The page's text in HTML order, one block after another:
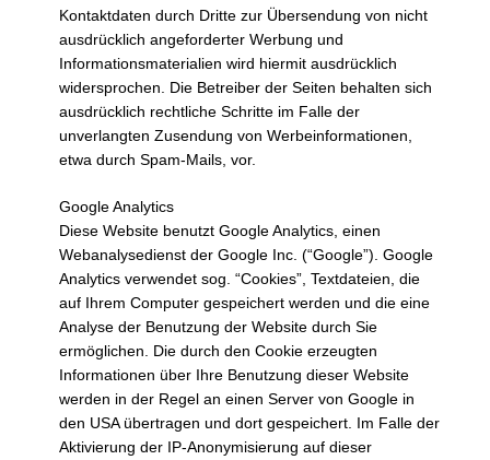
Kontaktdaten durch Dritte zur Übersendung von nicht
ausdrücklich angeforderter Werbung und
Informationsmaterialien wird hiermit ausdrücklich
widersprochen. Die Betreiber der Seiten behalten sich
ausdrücklich rechtliche Schritte im Falle der
unverlangten Zusendung von Werbeinformationen,
etwa durch Spam-Mails, vor.
Google Analytics
Diese Website benutzt Google Analytics, einen
Webanalysedienst der Google Inc. (“Google”). Google
Analytics verwendet sog. “Cookies”, Textdateien, die
auf Ihrem Computer gespeichert werden und die eine
Analyse der Benutzung der Website durch Sie
ermöglichen. Die durch den Cookie erzeugten
Informationen über Ihre Benutzung dieser Website
werden in der Regel an einen Server von Google in
den USA übertragen und dort gespeichert. Im Falle der
Aktivierung der IP-Anonymisierung auf dieser